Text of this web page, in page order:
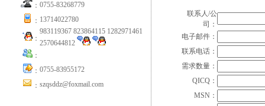
： 0755-83268779
： 13714022780
：
983119367 823864115 1282971461
2570644812
：
： 0755-83955172
： szqsddz@foxmail.com
联系人/公
司：
电子邮件：
联系电话：
需求数量：
QICQ：
MSN：